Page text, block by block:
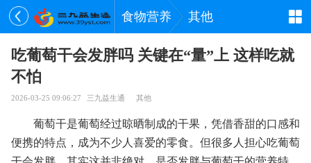
食物营养 其他
吃葡萄干会发胖吗 关键在“量”上 这样吃就
不怕
2026-03-25 09:06:27 三九益生通 其他
葡萄干是葡萄经过晾晒制成的干果，凭借香甜的口感和
便携的特点，成为不少人喜爱的零食。但很多人担心吃葡萄